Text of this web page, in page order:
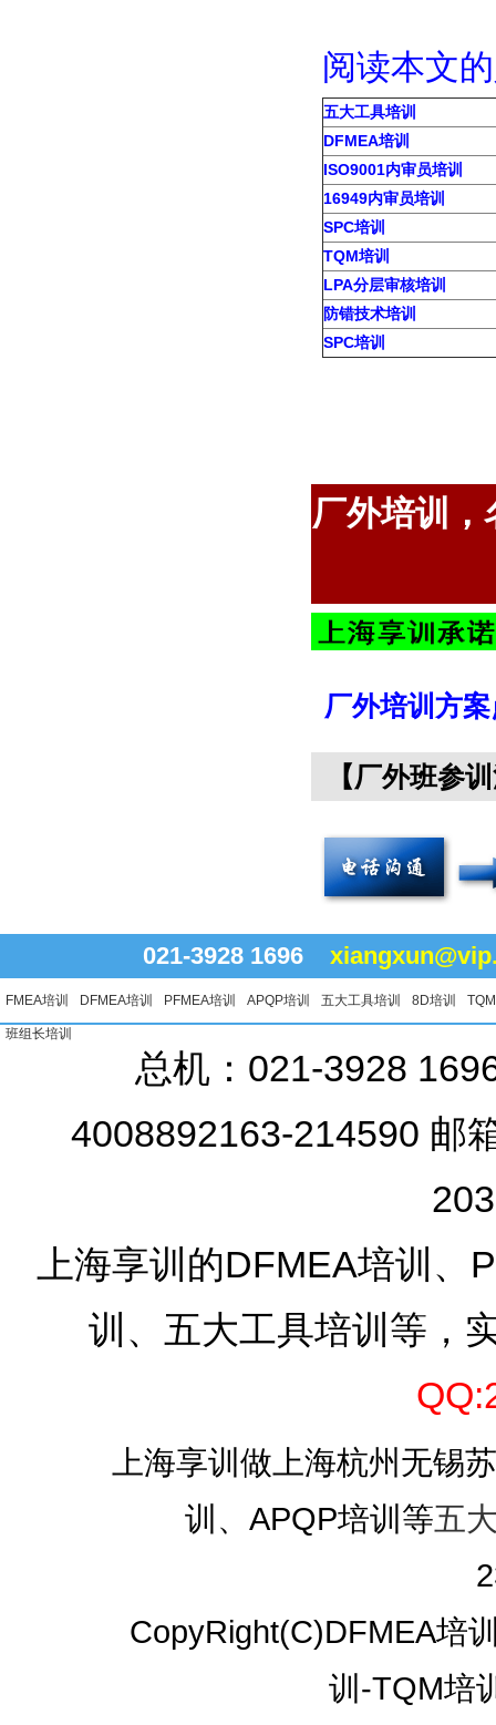
阅读本文
五大工具培训
DFMEA培训
ISO9001内审员培训
16949内审员培训
SPC培训
TQM培训
LPA分层审核培训
防错技术培训
SPC培训
厂外培训
厂外培训方
【厂外班参
021-3928 1696
FMEA培训 DFMEA培训 PFMEA培训 APQP培训 五大工具培训 8D培训
班组长培训
总机：021-3928
4008892163-214590 邮
上海享训的DFMEA培训
训、五大工具培训等，
上海享训做上海杭州无锡
训、APQP培训等五
CopyRight(C)DFMEA培
训-TQM培